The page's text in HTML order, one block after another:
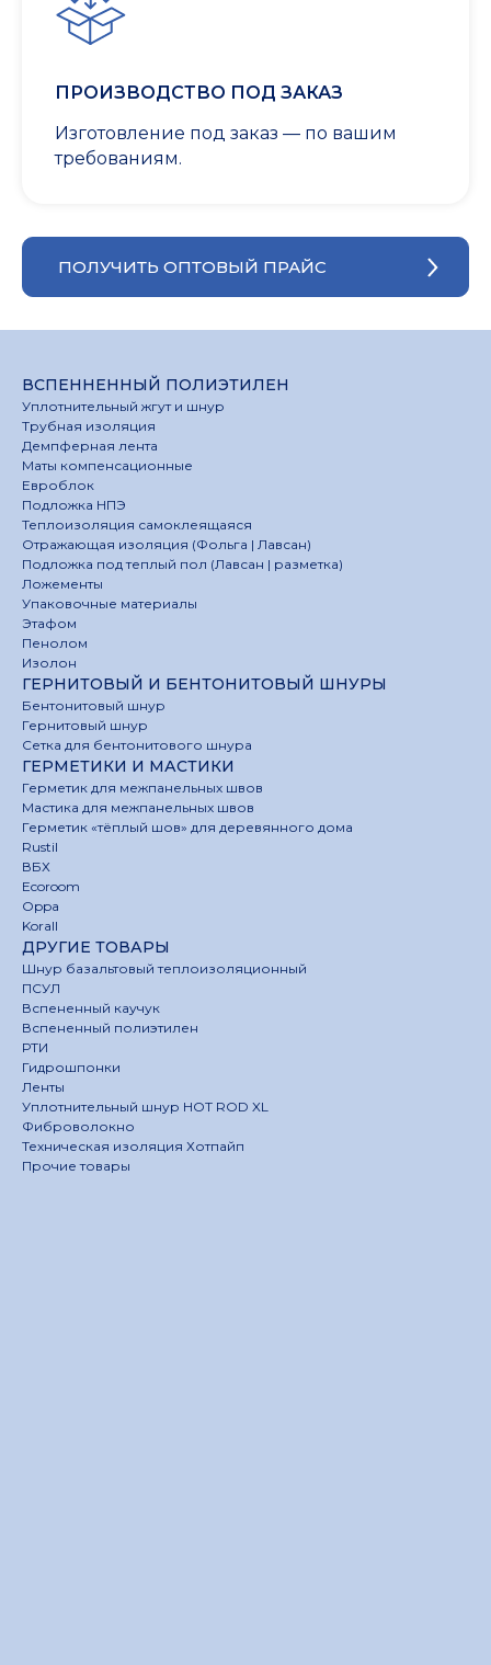
ПРОИЗВОДСТВО ПОД ЗАКАЗ
Изготовление под заказ — по вашим
требованиям.
ПОЛУЧИТЬ ОПТОВЫЙ ПРАЙС
ВСПЕННЕННЫЙ ПОЛИЭТИЛЕН
Уплотнительный жгут и шнур
Трубная изоляция
Демпферная лента
Маты компенсационные
Евроблок
Подложка НПЭ
Теплоизоляция самоклеящаяся
Отражающая изоляция (Фольга | Лавсан)
Подложка под теплый пол (Лавсан | разметка)
Ложементы
Упаковочные материалы
Этафом
Пенолом
Изолон
ГЕРНИТОВЫЙ И БЕНТОНИТОВЫЙ ШНУРЫ
Бентонитовый шнур
Гернитовый шнур
Сетка для бентонитового шнура
ГЕРМЕТИКИ И МАСТИКИ
Герметик для межпанельных швов
Мастика для межпанельных швов
Герметик «тёплый шов» для деревянного дома
Rustil
ВБХ
Ecoroom
Oppa
Korall
ДРУГИЕ ТОВАРЫ
Шнур базальтовый теплоизоляционный
ПСУЛ
Вспененный каучук
Вспененный полиэтилен
РТИ
Гидрошпонки
Ленты
Уплотнительный шнур HOT ROD XL
Фиброволокно
Техническая изоляция Хотпайп
Прочие товары